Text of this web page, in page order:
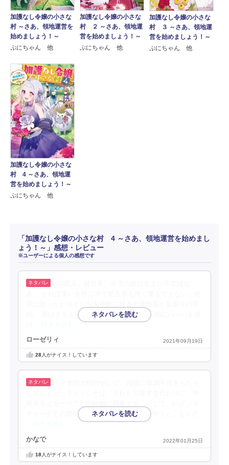
加護なし令嬢の小さな
村 ～さあ、領地運営を
始めましょう！～
ぷにちゃん 他
加護なし令嬢の小さな
村 ２ ～さあ、領地運
営を始めましょう！～
ぷにちゃん 他
加護なし令嬢の小さな
村 ３ ～さあ、領地運
営を始めましょう！～
ぷにちゃん 他
加護なし令嬢の小さな
村 4 ～さあ、領地運
営を始めましょう！～
ぷにちゃん 他
「加護なし令嬢の小さな村 4 ～さあ、領地運営を始めまし
ょう！～」感想・レビュー
※ユーザーによる個人の感想です
婚。 受けざるを得なくなったが、意外な人物にハッパを掛
ローゼリィ 2021年09月19日
28人がナイス！しています
ティークとの婚約破棄を経て、神殿へと向かうと、どんど
かなで 2022年01月25日
18人がナイス！しています